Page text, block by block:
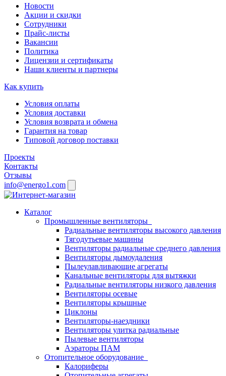
Новости
Акции и скидки
Сотрудники
Прайс-листы
Вакансии
Политика
Лицензии и сертификаты
Наши клиенты и партнеры
Как купить
Условия оплаты
Условия доставки
Условия возврата и обмена
Гарантия на товар
Типовой договор поставки
Проекты
Контакты
Отзывы
info@energo1.com
Каталог
Промышленные вентиляторы
Радиальные вентиляторы высокого давления
Тягодутьевые машины
Вентиляторы радиальные среднего давления
Вентиляторы дымоудаления
Пылеулавливающие агрегаты
Канальные вентиляторы для вытяжки
Радиальные вентиляторы низкого давления
Вентиляторы осевые
Вентиляторы крышные
Циклоны
Вентиляторы-наездники
Вентиляторы улитка радиальные
Пылевые вентиляторы
Аэраторы ПАМ
Отопительное оборудование
Калориферы